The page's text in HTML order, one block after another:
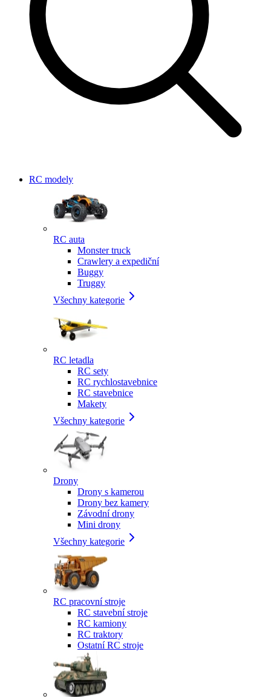
RC modely
RC auta
Monster truck
Crawlery a expediční
Buggy
Truggy
Všechny kategorie
RC letadla
RC sety
RC rychlostavebnice
RC stavebnice
Makety
Všechny kategorie
Drony
Drony s kamerou
Drony bez kamery
Závodní drony
Mini drony
Všechny kategorie
RC pracovní stroje
RC stavební stroje
RC kamiony
RC traktory
Ostatní RC stroje